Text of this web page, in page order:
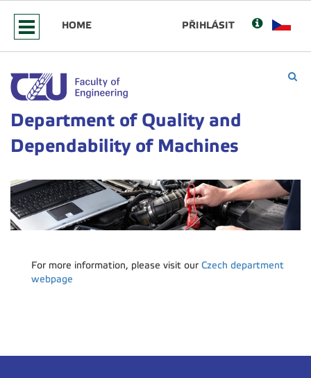
HOME PŘIHLÁSIT
Department of Quality and
Dependability of Machines
For more information, please visit our Czech department
webpage